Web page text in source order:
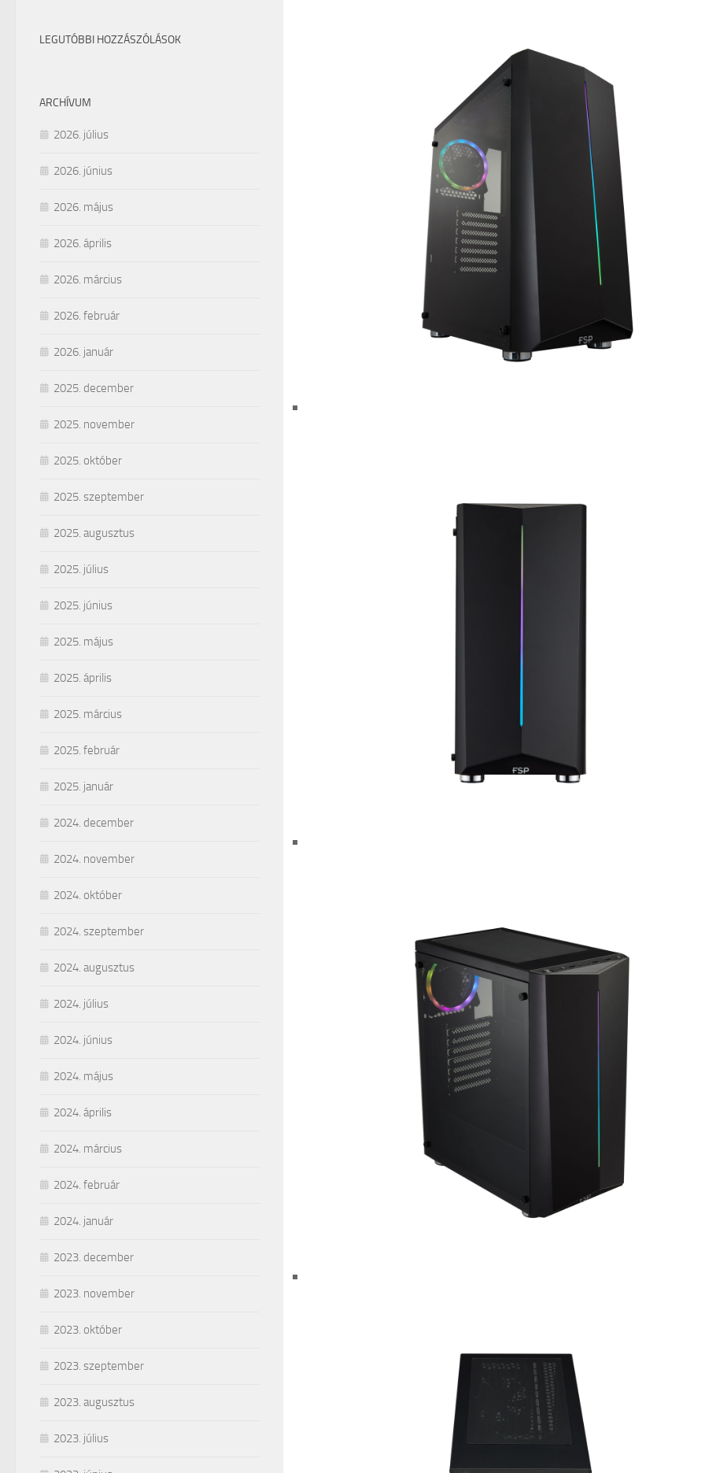
LEGUTÓBBI HOZZÁSZÓLÁSOK
ARCHÍVUM
2026. július
2026. június
2026. május
2026. április
2026. március
2026. február
2026. január
2025. december
2025. november
2025. október
2025. szeptember
2025. augusztus
2025. július
2025. június
2025. május
2025. április
2025. március
2025. február
2025. január
2024. december
2024. november
2024. október
2024. szeptember
2024. augusztus
2024. július
2024. június
2024. május
2024. április
2024. március
2024. február
2024. január
2023. december
2023. november
2023. október
2023. szeptember
2023. augusztus
2023. július